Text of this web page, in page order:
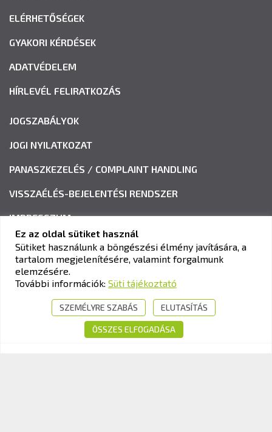
ELÉRHETŐSÉGEK
GYAKORI KÉRDÉSEK
ADATVÉDELEM
HÍRLEVÉL FELIRATKOZÁS
JOGSZABÁLYOK
JOGI NYILATKOZAT
PANASZKEZELÉS / COMPLAINT HANDLING
VISSZAÉLÉS-BEJELENTÉSI RENDSZER
IMPRESSZUM
KAV KÖZLEKEDÉSI ALKALMASSÁGI ÉS VIZSGAKÖZPONT
Cím:1033 Budapest, Polgár utca 8-10.
+36-1-510-0101
info@kavk.hu
Ez az oldal sütiket használ
Sütiket használunk a böngészési élmény javítására, a
tartalom megjelenítésére, valamint forgalmunk
elemzésére.
További információk: Süti tájékoztató
SZEMÉLYRE SZABÁS ELUTASÍTÁS
ÖSSZES ELFOGADÁSA